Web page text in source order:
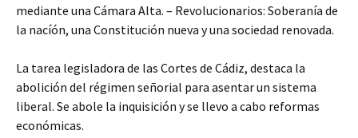
mediante una Cámara Alta. – Revolucionarios: Soberanía de
la nacíón, una Constitución nueva y una sociedad renovada.
La tarea legisladora de las Cortes de Cádiz, destaca la
abolición del régimen señorial para asentar un sistema
liberal. Se abole la inquisición y se llevo a cabo reformas
económicas.